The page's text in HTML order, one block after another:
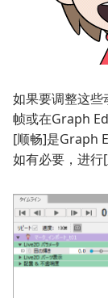
如果要调整这
帧或在Graph
[顺畅]是Graph
如有必要，进行